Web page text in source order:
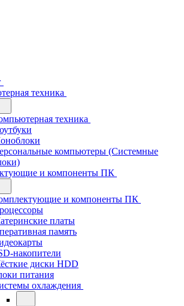
техника
техника
компьютеры (Системные
и компоненты ПК
и компоненты ПК
платы
память
накопители
диски HDD
питания
охлаждения